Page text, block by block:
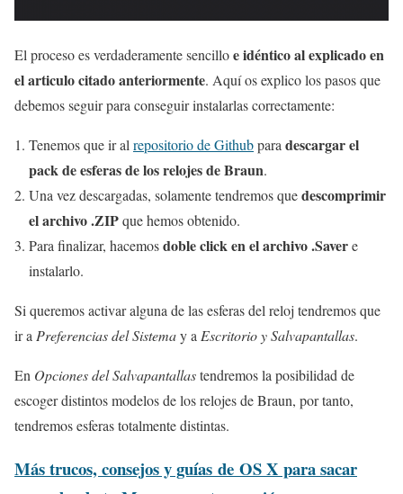
El proceso es verdaderamente sencilloe idéntico al explicado en
el articulo citado anteriormente. Aquí os explico los pasos que
debemos seguir para conseguir instalarlas correctamente:
Tenemos que ir al repositorio de Githubpara descargar el
pack de esferas de los relojes de Braun.
Una vez descargadas, solamente tendremos quedescomprimir
el archivo .ZIPque hemos obtenido.
Para finalizar, hacemosdoble click en el archivo .Savere
instalarlo.
Si queremos activar alguna de las esferas del reloj tendremos que
ir a Preferencias del Sistemay a Escritorio y Salvapantallas.
En Opciones del Salvapantallastendremos la posibilidad de
escoger distintos modelos de los relojes de Braun, por tanto,
tendremos esferas totalmente distintas.
Más trucos, consejos y guías de OS X para sacar